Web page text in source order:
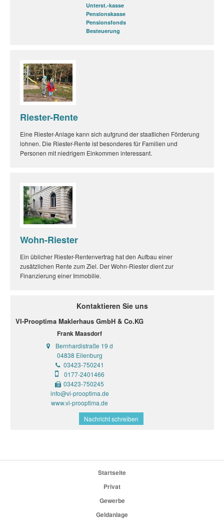
Unterst.-kasse
Pensionskasse
Pensionsfonds
Besteuerung
Riester-Rente
Eine Riester-Anlage kann sich aufgrund der staatlichen Förderung
lohnen. Die Riester-Rente ist besonderes für Familien und
Personen mit niedrigem Einkommen interessant.
Wohn-Riester
Ein üblicher Riester-Rentenvertrag hat den Aufbau einer
zusätzlichen Rente zum Ziel. Der Wohn-Riester dient zur
Finanzierung einer Immobilie.
Kontaktieren Sie uns
VI-Prooptima Maklerhaus GmbH & Co.KG
Frank Maasdorf
Bernhardistraße 19 d
04838 Eilenburg
03423-750241
0177-2401466
03423-750245
info@vi-prooptima.de
www.vi-prooptima.de
Nachricht schreiben
Startseite
Privat
Gewerbe
Geldanlage